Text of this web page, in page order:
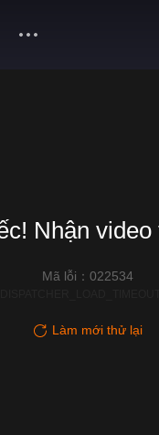
Nhận video
Mã lỗi：022534
Làm mới thử lại